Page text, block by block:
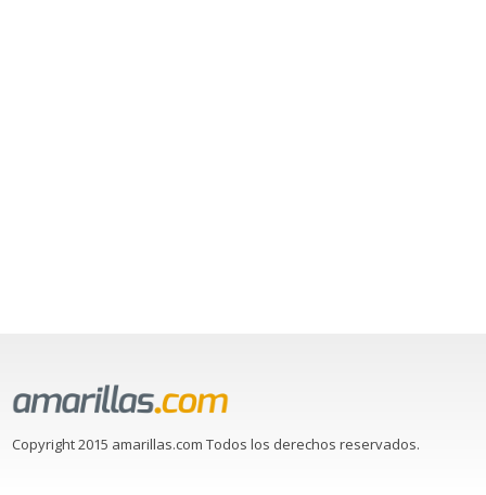
Copyright 2015 amarillas.com Todos los derechos reservados.